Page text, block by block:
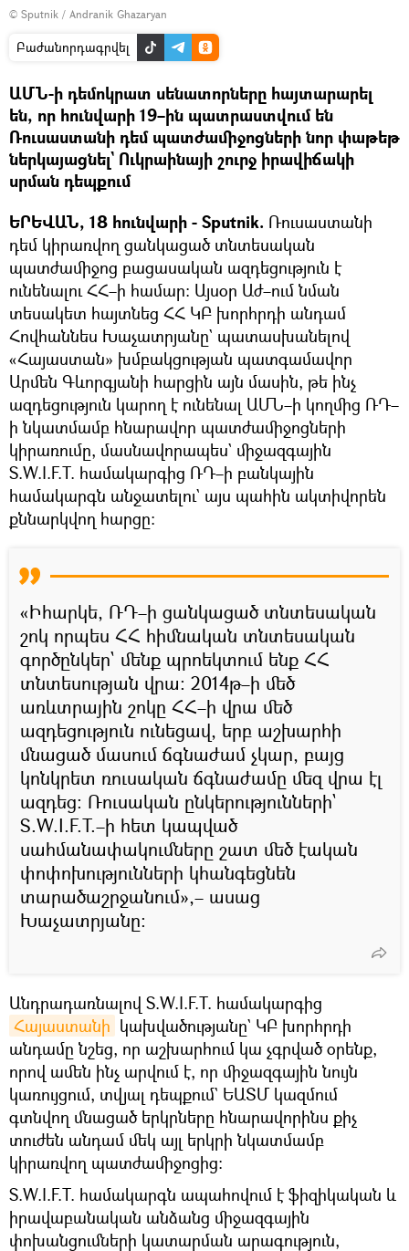
© Sputnik / Andranik Ghazaryan
Բաժանորդագրվել
ԱՄՆ-ի դեմոկրատ սենատորները հայտարարել
են, որ հունվարի 19–ին պատրաստվում են
Ռուսաստանի դեմ պատժամիջոցների նոր փաթեթ
ներկայացնել` Ուկրաինայի շուրջ իրավիճակի
սրման դեպքում
ԵՐԵՎԱՆ, 18 հունվարի - Sputnik. Ռուսաստանի
դեմ կիրառվող ցանկացած տնտեսական
պատժամիջոց բացասական ազդեցություն է
ունենալու ՀՀ–ի համար։ Այսօր Աժ–ում նման
տեսակետ հայտնեց ՀՀ ԿԲ խորհրդի անդամ
Հովհաննես Խաչատրյանը` պատասխանելով
«Հայաստան» խմբակցության պատգամավոր
Արմեն Գևորգյանի հարցին այն մասին, թե ինչ
ազդեցություն կարող է ունենալ ԱՄՆ–ի կողմից ՌԴ–
ի նկատմամբ հնարավոր պատժամիջոցների
կիրառումը, մասնավորապես` միջազգային
S.W.I.F.T. համակարգից ՌԴ–ի բանկային
համակարգն անջատելու` այս պահին ակտիվորեն
քննարկվող հարցը։
«Իհարկե, ՌԴ–ի ցանկացած տնտեսական
շոկ որպես ՀՀ հիմնական տնտեսական
գործընկեր` մենք պրոեկտում ենք ՀՀ
տնտեսության վրա։ 2014թ–ի մեծ
առևտրային շոկը ՀՀ–ի վրա մեծ
ազդեցություն ունեցավ, երբ աշխարհի
մնացած մասում ճգնաժամ չկար, բայց
կոնկրետ ռուսական ճգնաժամը մեզ վրա էլ
ազդեց։ Ռուսական ընկերությունների`
S.W.I.F.T.–ի հետ կապված
սահմանափակումները շատ մեծ էական
փոփոխությունների կհանգեցնեն
տարածաշրջանում»,– ասաց
Խաչատրյանը։
Անդրադառնալով S.W.I.F.T. համակարգից
Հայաստանի կախվածությանը` ԿԲ խորհրդի
անդամը նշեց, որ աշխարհում կա չգրված օրենք,
որով ամեն ինչ արվում է, որ միջազգային նույն
կառույցում, տվյալ դեպքում` ԵԱՏՄ կազմում
գտնվող մնացած երկրները հնարավորինս քիչ
տուժեն անդամ մեկ այլ երկրի նկատմամբ
կիրառվող պատժամիջոցից։
S.W.I.F.T. համակարգն ապահովում է ֆիզիկական և
իրավաբանական անձանց միջազգային
փոխանցումների կատարման արագություն,